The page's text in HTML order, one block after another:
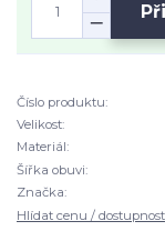
Číslo produktu:
Velikost:
Materiál:
Šířka obuvi:
Značka:
Hlídat cenu / dostupnost